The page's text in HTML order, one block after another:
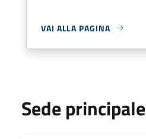
VAI ALLA PAGINA
Sede principale